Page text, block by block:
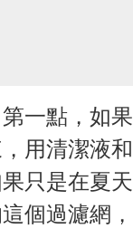
一點，如果
用清潔液和
只是在夏天
個過濾網，